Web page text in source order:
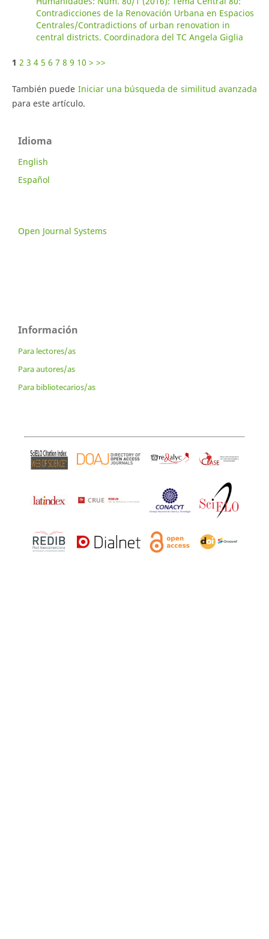
Contradicciones de la Renovación Urbana en Espacios
Centrales/Contradictions of urban renovation in
central districts. Coordinadora del TC Angela Giglia
1 2 3 4 5 6 7 8 9 10 > >>
También puede Iniciar una búsqueda de similitud avanzada
para este artículo.
Idioma
English
Español
Open Journal Systems
Información
Para lectores/as
Para autores/as
Para bibliotecarios/as